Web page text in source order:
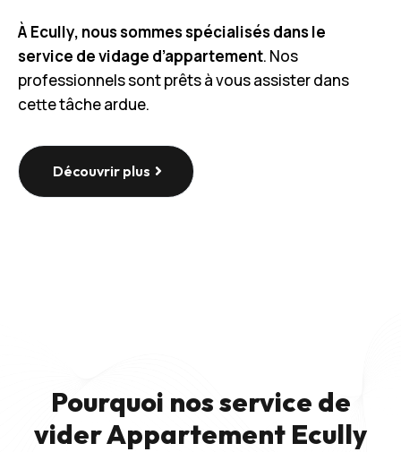
À Ecully, nous sommes spécialisés dans le
service de vidage d’appartement. Nos
professionnels sont prêts à vous assister dans
cette tâche ardue.
Découvrir plus
Pourquoi nos service de
vider Appartement Ecully